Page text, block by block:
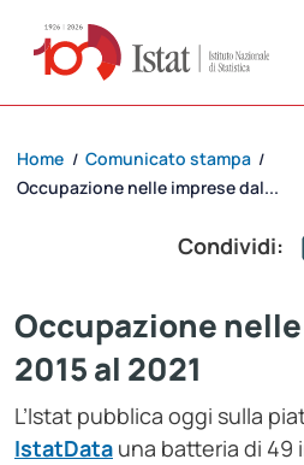
Home / Comunicato stampa /
Occupazione nelle imprese dal...
Condividi:
Occupazione
2015 al 2021
L’Istat pubblica oggi sulla
IstatData una batteria di 49